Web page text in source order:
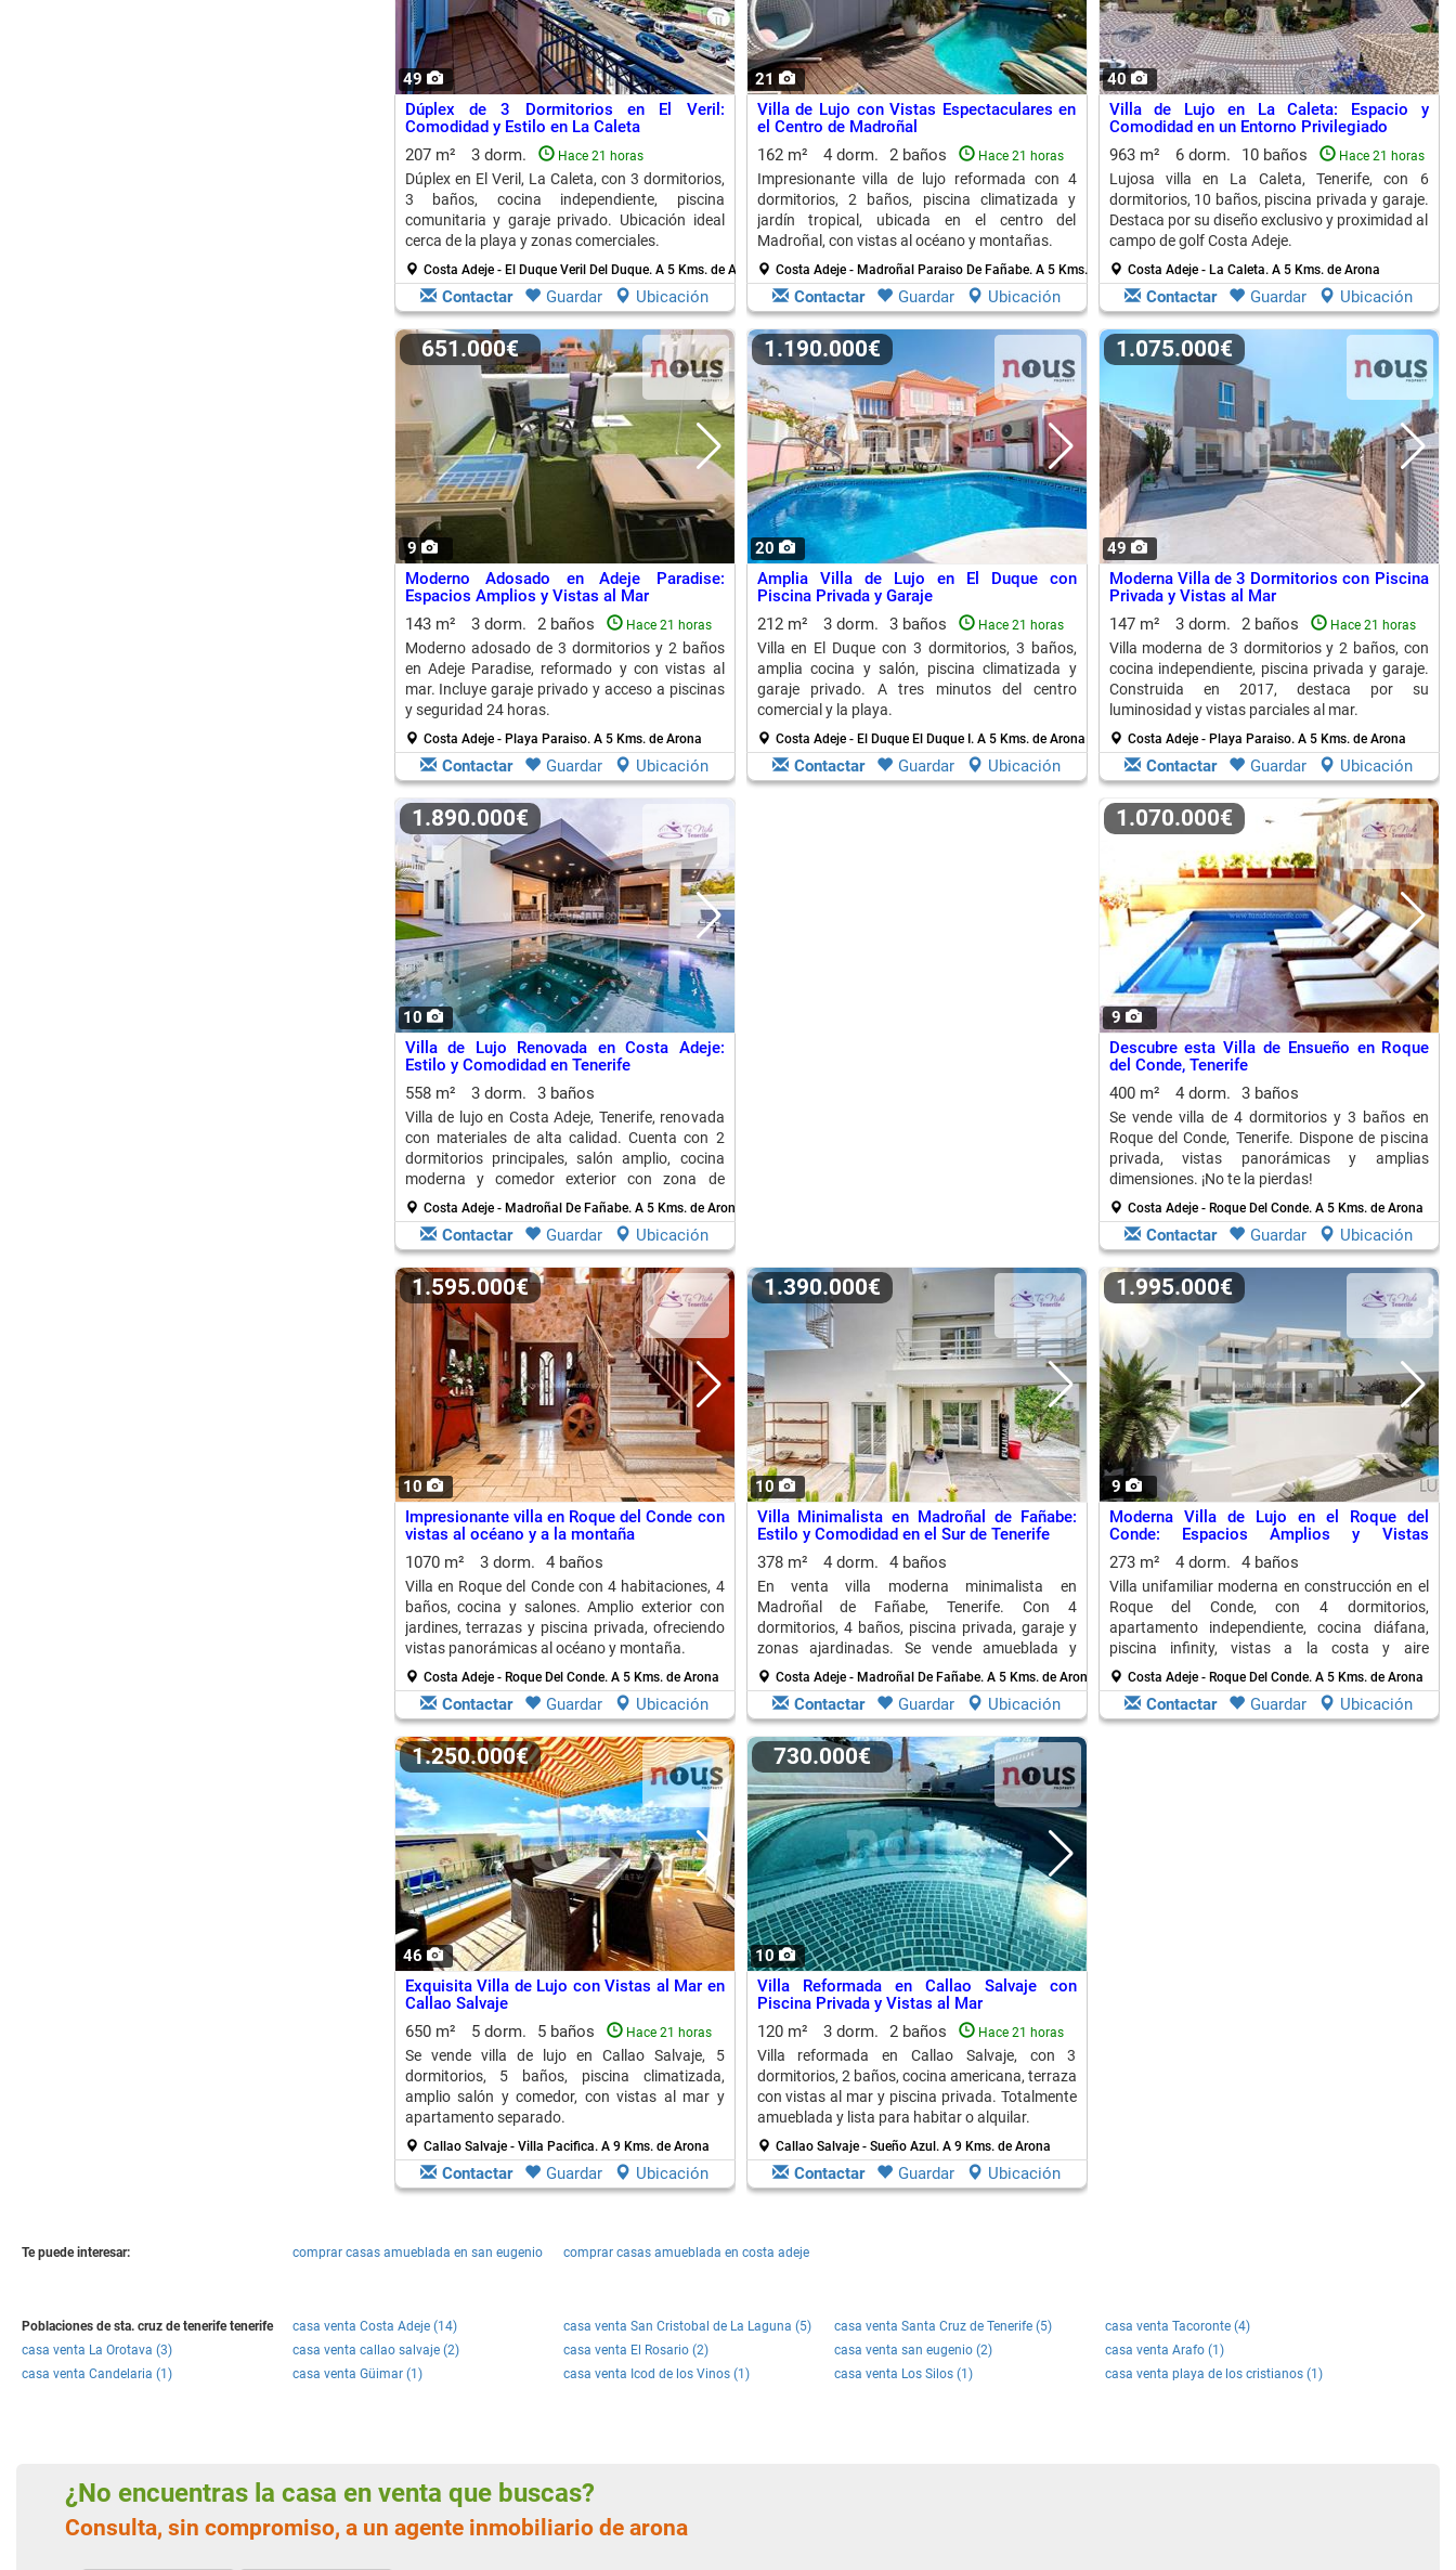
49
Dúplex de 3 Dormitorios en El Veril:
Comodidad y Estilo en La Caleta
207 m²
3 dorm. Hace 21 horas
Dúplex en El Veril, La Caleta, con 3 dormitorios,
3 baños, cocina independiente, piscina
comunitaria y garaje privado. Ubicación ideal
cerca de la playa y zonas comerciales.
Costa Adeje - El Duque Veril Del Duque. A 5 Kms. de Arona
Contactar Guardar Ubicación
21
Villa de Lujo con Vistas Espectaculares en
el Centro de Madroñal
162 m²
4 dorm. 2 baños Hace 21 horas
Impresionante villa de lujo reformada con 4
dormitorios, 2 baños, piscina climatizada y
jardín tropical, ubicada en el centro del
Madroñal, con vistas al océano y montañas.
Costa Adeje - Madroñal Paraiso De Fañabe. A 5 Kms. de Arona
Contactar Guardar Ubicación
40
Villa de Lujo en La Caleta: Espacio y
Comodidad en un Entorno Privilegiado
963 m²
6 dorm. 10 baños Hace 21 horas
Lujosa villa en La Caleta, Tenerife, con 6
dormitorios, 10 baños, piscina privada y garaje.
Destaca por su diseño exclusivo y proximidad al
campo de golf Costa Adeje.
Costa Adeje - La Caleta. A 5 Kms. de Arona
Contactar Guardar Ubicación
9
651.000€
Moderno Adosado en Adeje Paradise:
Espacios Amplios y Vistas al Mar
143 m²
3 dorm. 2 baños Hace 21 horas
Moderno adosado de 3 dormitorios y 2 baños
en Adeje Paradise, reformado y con vistas al
mar. Incluye garaje privado y acceso a piscinas
y seguridad 24 horas.
Costa Adeje - Playa Paraiso. A 5 Kms. de Arona
Contactar Guardar Ubicación
20
1.190.000€
Amplia Villa de Lujo en El Duque con
Piscina Privada y Garaje
212 m²
3 dorm. 3 baños Hace 21 horas
Villa en El Duque con 3 dormitorios, 3 baños,
amplia cocina y salón, piscina climatizada y
garaje privado. A tres minutos del centro
comercial y la playa.
Costa Adeje - El Duque El Duque I. A 5 Kms. de Arona
Contactar Guardar Ubicación
49
1.075.000€
Moderna Villa de 3 Dormitorios con Piscina
Privada y Vistas al Mar
147 m²
3 dorm. 2 baños Hace 21 horas
Villa moderna de 3 dormitorios y 2 baños, con
cocina independiente, piscina privada y garaje.
Construida en 2017, destaca por su
luminosidad y vistas parciales al mar.
Costa Adeje - Playa Paraiso. A 5 Kms. de Arona
Contactar Guardar Ubicación
10
1.890.000€
Villa de Lujo Renovada en Costa Adeje:
Estilo y Comodidad en Tenerife
558 m²
3 dorm. 3 baños
Villa de lujo en Costa Adeje, Tenerife, renovada
con materiales de alta calidad. Cuenta con 2
dormitorios principales, salón amplio, cocina
moderna y comedor exterior con zona de
juegos.
Costa Adeje - Madroñal De Fañabe. A 5 Kms. de Arona
Contactar Guardar Ubicación
9
1.070.000€
Descubre esta Villa de Ensueño en Roque
del Conde, Tenerife
400 m²
4 dorm. 3 baños
Se vende villa de 4 dormitorios y 3 baños en
Roque del Conde, Tenerife. Dispone de piscina
privada, vistas panorámicas y amplias
dimensiones. ¡No te la pierdas!
Costa Adeje - Roque Del Conde. A 5 Kms. de Arona
Contactar Guardar Ubicación
10
1.595.000€
Impresionante villa en Roque del Conde con
vistas al océano y a la montaña
1070 m²
3 dorm. 4 baños
Villa en Roque del Conde con 4 habitaciones, 4
baños, cocina y salones. Amplio exterior con
jardines, terrazas y piscina privada, ofreciendo
vistas panorámicas al océano y montaña.
Costa Adeje - Roque Del Conde. A 5 Kms. de Arona
Contactar Guardar Ubicación
10
1.390.000€
Villa Minimalista en Madroñal de Fañabe:
Estilo y Comodidad en el Sur de Tenerife
378 m²
4 dorm. 4 baños
En venta villa moderna minimalista en
Madroñal de Fañabe, Tenerife. Con 4
dormitorios, 4 baños, piscina privada, garaje y
zonas ajardinadas. Se vende amueblada y
decorada.
Costa Adeje - Madroñal De Fañabe. A 5 Kms. de Arona
Contactar Guardar Ubicación
9
1.995.000€
Moderna Villa de Lujo en el Roque del
Conde: Espacios Amplios y Vistas
Espectaculares
273 m² 4 dorm. 4 baños
Villa unifamiliar moderna en construcción en el
Roque del Conde, con 4 dormitorios,
apartamento independiente, cocina diáfana,
piscina infinity, vistas a la costa y aire
acondicionado.
Costa Adeje - Roque Del Conde. A 5 Kms. de Arona
Contactar Guardar Ubicación
46
1.250.000€
Exquisita Villa de Lujo con Vistas al Mar en
Callao Salvaje
650 m²
5 dorm. 5 baños Hace 21 horas
Se vende villa de lujo en Callao Salvaje, 5
dormitorios, 5 baños, piscina climatizada,
amplio salón y comedor, con vistas al mar y
apartamento separado.
Callao Salvaje - Villa Pacifica. A 9 Kms. de Arona
Contactar Guardar Ubicación
10
730.000€
Villa Reformada en Callao Salvaje con
Piscina Privada y Vistas al Mar
120 m²
3 dorm. 2 baños Hace 21 horas
Villa reformada en Callao Salvaje, con 3
dormitorios, 2 baños, cocina americana, terraza
con vistas al mar y piscina privada. Totalmente
amueblada y lista para habitar o alquilar.
Callao Salvaje - Sueño Azul. A 9 Kms. de Arona
Contactar Guardar Ubicación
Te puede interesar: comprar casas amueblada en san eugenio comprar casas amueblada en costa adeje
Poblaciones de sta. cruz de tenerife tenerife casa venta Costa Adeje (14) casa venta San Cristobal de La Laguna (5) casa venta Santa Cruz de Tenerife (5)
casa venta Tacoronte (4)
casa venta La Orotava (3)
casa venta callao salvaje (2) casa venta El Rosario (2) casa venta san eugenio (2)
casa venta Arafo (1)
casa venta Candelaria (1)
casa venta Güimar (1) casa venta Icod de los Vinos (1) casa venta Los Silos (1) casa venta playa de los cristianos (1)
¿No encuentras la casa en venta que buscas?
Consulta, sin compromiso, a un agente inmobiliario de arona